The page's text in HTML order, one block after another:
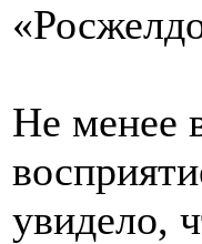
Не менее
увидело,